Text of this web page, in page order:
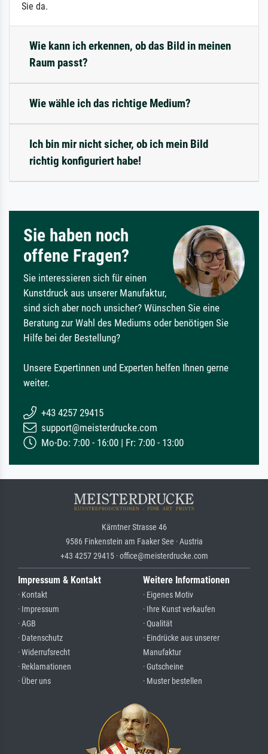
Sie da.
Wie kann ich erkennen, ob das Bild in meinen
Raum passt?
Wie wähle ich das richtige Medium?
Ich bin mir nicht sicher, ob ich mein Bild
richtig konfiguriert habe!
Sie haben noch
offene Fragen?
Sie interessieren sich für einen
Kunstdruck aus unserer Manufaktur,
sind sich aber noch unsicher? Wünschen Sie eine
Beratung zur Wahl des Mediums oder benötigen Sie
Hilfe bei der Bestellung?
Unsere Expertinnen und Experten helfen Ihnen gerne
weiter.
+43 4257 29415
support@meisterdrucke.com
Mo-Do: 7:00 - 16:00 | Fr: 7:00 - 13:00
Kärntner Strasse 46
9586 Finkenstein am Faaker See · Austria
+43 4257 29415 · office@meisterdrucke.com
Impressum & Kontakt
· Kontakt
· Impressum
· AGB
· Datenschutz
· Widerrufsrecht
· Reklamationen
· Über uns
Weitere Informationen
· Eigenes Motiv
· Ihre Kunst verkaufen
· Qualität
· Eindrücke aus unserer
Manufaktur
· Gutscheine
· Muster bestellen